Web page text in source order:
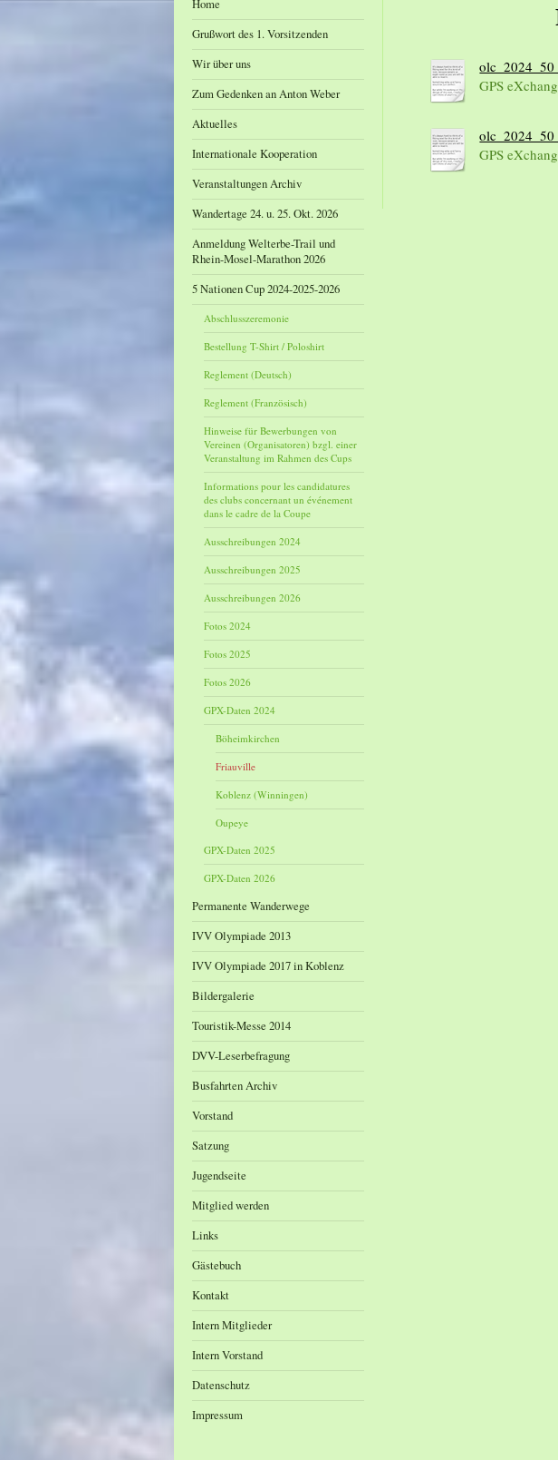
Home
Grußwort des 1. Vorsitzenden
Wir über uns
Zum Gedenken an Anton Weber
Aktuelles
Internationale Kooperation
Veranstaltungen Archiv
Wandertage 24. u. 25. Okt. 2026
Anmeldung Welterbe-Trail und
Rhein-Mosel-Marathon 2026
5 Nationen Cup 2024-2025-2026
Abschlusszeremonie
Bestellung T-Shirt / Poloshirt
Reglement (Deutsch)
Reglement (Französisch)
Hinweise für Bewerbungen von
Vereinen (Organisatoren) bzgl. einer
Veranstaltung im Rahmen des Cups
Informations pour les candidatures
des clubs concernant un événement
dans le cadre de la Coupe
Ausschreibungen 2024
Ausschreibungen 2025
Ausschreibungen 2026
Fotos 2024
Fotos 2025
Fotos 2026
GPX-Daten 2024
Böheimkirchen
Friauville
Koblenz (Winningen)
Oupeye
GPX-Daten 2025
GPX-Daten 2026
Permanente Wanderwege
IVV Olympiade 2013
IVV Olympiade 2017 in Koblenz
Bildergalerie
Touristik-Messe 2014
DVV-Leserbefragung
Busfahrten Archiv
Vorstand
Satzung
Jugendseite
Mitglied werden
Links
Gästebuch
Kontakt
Intern Mitglieder
Intern Vorstand
Datenschutz
Impressum
GPS
GPS